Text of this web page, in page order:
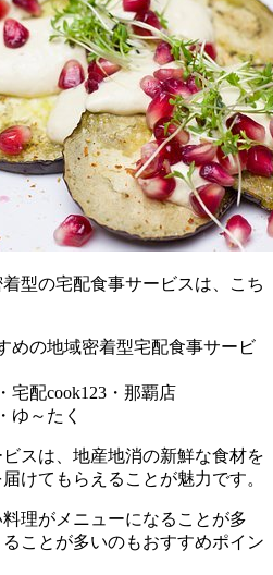
型の宅配食事サービスは、こち
めの地域密着型宅配食事サービ
宅配cook123・那覇店
ゆ～たく
スは、地産地消の新鮮な食材を
けてもらえることが魅力です。
理がメニューになることが多
ことが多いのもおすすめポイン